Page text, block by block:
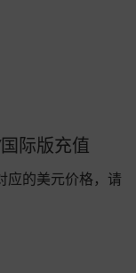
际版充值
应的美元价格，请